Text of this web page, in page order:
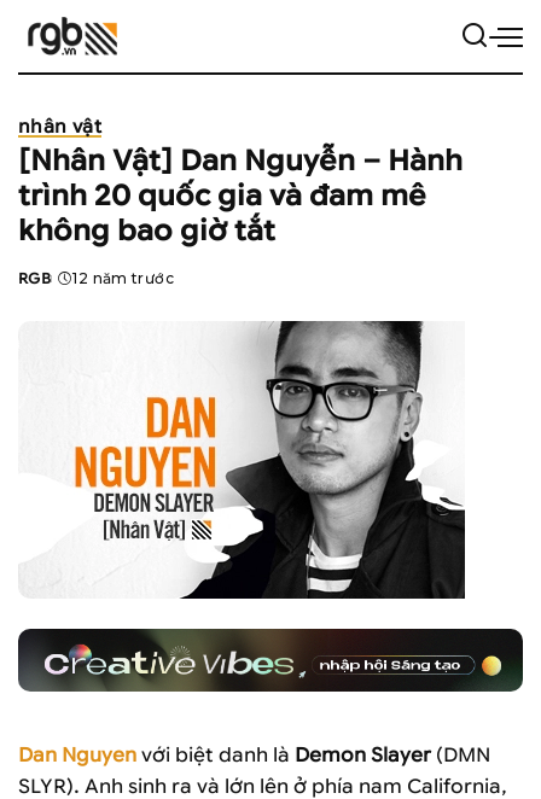
nhân vật
[Nhân Vật] Dan Nguyễn – Hành
trình 20 quốc gia và đam mê
không bao giờ tắt
Posted
RGB 12 năm trước
Dan Nguyen với biệt danh là Demon Slayer(DMN
SLYR). Anh sinh ra và lớn lên ở phía nam California,